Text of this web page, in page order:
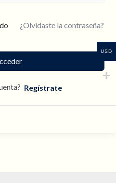
¿Olvidaste la contraseña?
USD